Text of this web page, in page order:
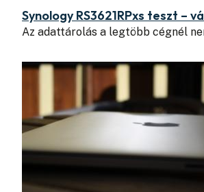
Synology RS3621RPxs teszt –
Az adattárolás a legtöbb cégnél